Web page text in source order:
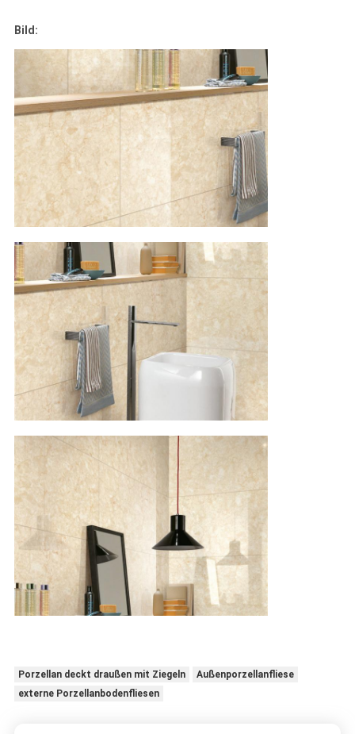
Bild:
Porzellan deckt draußen mit Ziegeln
Außenporzellanfliese
externe Porzellanbodenfliesen